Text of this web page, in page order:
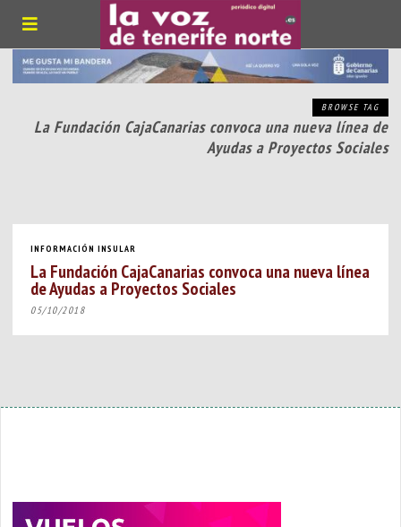
BROWSE TAG
La Fundación CajaCanarias convoca una nueva línea de
Ayudas a Proyectos Sociales
INFORMACIÓN INSULAR
La Fundación CajaCanarias convoca una nueva línea
de Ayudas a Proyectos Sociales
05/10/2018